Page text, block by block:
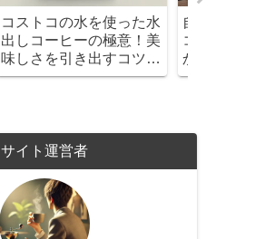
もう昔のコーヒーには戻
れない？サードウェーブ
の衝撃
サイト運営者